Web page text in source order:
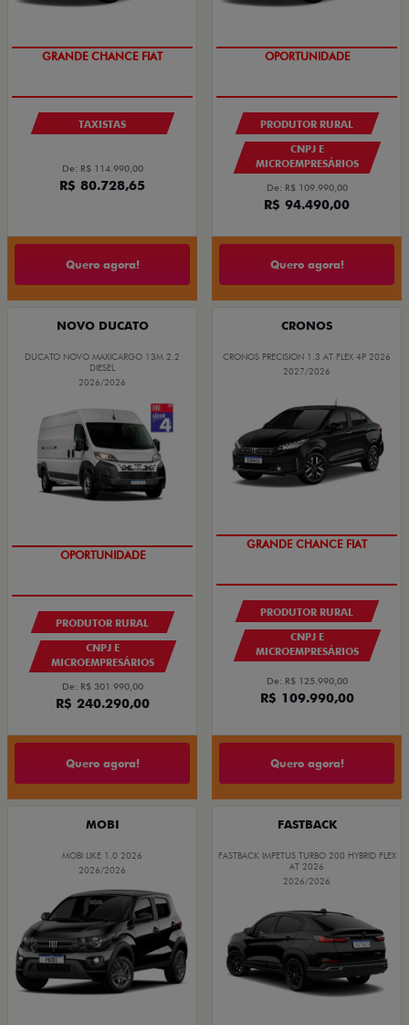
OPORTUNIDADE
TAXISTAS
De: R$ 114.990,00
R$ 80.728,65
Quero agora!
GRANDE CHANCE FIAT
PRODUTOR RURAL
CNPJ E
MICROEMPRESÁRIOS
De: R$ 109.990,00
R$ 94.490,00
Quero agora!
NOVO DUCATO
DUCATO NOVO MAXICARGO 13M 2.2
DIESEL
2026/2026
GRANDE CHANCE FIAT
PRODUTOR RURAL
CNPJ E
MICROEMPRESÁRIOS
De: R$ 301.990,00
R$ 240.290,00
Quero agora!
CRONOS
CRONOS PRECISION 1.3 AT FLEX 4P 2026
2027/2026
ÚLTIMA CHAMADA
PRODUTOR RURAL
CNPJ E
MICROEMPRESÁRIOS
De: R$ 125.990,00
R$ 109.990,00
Quero agora!
MOBI
MOBI LIKE 1.0 2026
2026/2026
FASTBACK
FASTBACK IMPETUS TURBO 200 HYBRID FLEX
AT 2026
2026/2026